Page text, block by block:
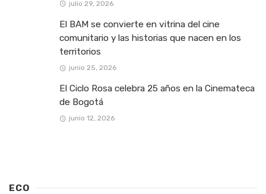
julio 29, 2026
El BAM se convierte en vitrina del cine
comunitario y las historias que nacen en los
territorios
junio 25, 2026
El Ciclo Rosa celebra 25 años en la Cinemateca
de Bogotá
junio 12, 2026
ECO